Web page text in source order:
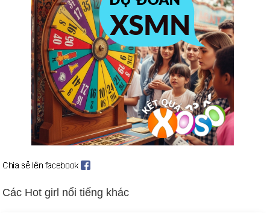
Sự phẫn nộ âm ỉ kéo dài của những người Albania gốc
Macedonia bùng phát thành bạo lực vào tháng 3. Những người
nổi dậy tìm kiếm quyền tự trị lớn hơn bên trong Macedonia.
Sau sáu tháng chiến đấu, một hiệp định hòa bình được ký kết
(ngày 13 tháng 8). Lực lượng NATO do Anh dẫn đầu tiến vào
nước này và giải giáp quân du kích. Bối cảnh: Macedonia và
vùng Balkan.
Hoa Kỳ vụ va chạm máy bay do thám và máy bay phản lực
của Trung Quốc (2/4); Quan hệ Trung-Mỹ xấu đi trong thời kỳ
bế tắc. 24 thành viên phi hành đoàn của chiếc máy bay Hoa
đưa ra tuyên bố chính thức về sự hối hận.
Cựu tổng thống Nam Tư Slobodan Milosevic được đưa đến
Các Hot girl nổi tiếng khác